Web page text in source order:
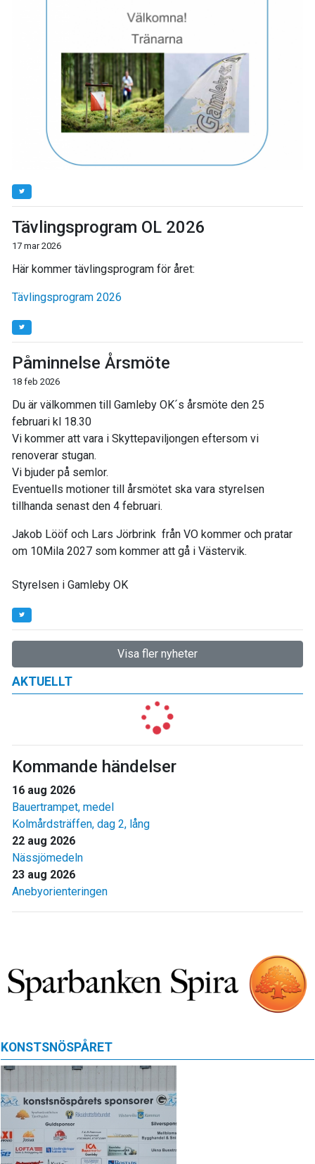
AKTUELLT
Kommande händelser
16 aug 2026
Bauertrampet, medel
Kolmårdsträffen, dag 2, lång
22 aug 2026
Nässjömedeln
23 aug 2026
Anebyorienteringen
Tävlingsprogram OL 2026
17 mar 2026
Här kommer tävlingsprogram för året:
Tävlingsprogram 2026
Påminnelse Årsmöte
18 feb 2026
Du är välkommen till Gamleby OK´s årsmöte den 25
februari kl 18.30
Vi kommer att vara i Skyttepaviljongen eftersom vi
renoverar stugan.
Vi bjuder på semlor.
Eventuells motioner till årsmötet ska vara styrelsen
tillhanda senast den 4 februari.
Jakob Lööf och Lars Jörbrink från VO kommer och pratar
om 10Mila 2027 som kommer att gå i Västervik.
Styrelsen i Gamleby OK
Visa fler nyheter
KONSTSNÖSPÅRET